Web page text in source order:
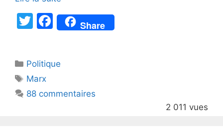
T
er
F
a
e
o
Share
Catégories
Politique
Étiquettes
Marx
88 commentaires
2 011 vues